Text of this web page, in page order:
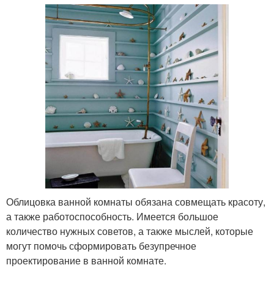
Облицовка ванной комнаты обязана совмещать красоту,
а также работоспособность. Имеется большое
количество нужных советов, а также мыслей, которые
могут помочь сформировать безупречное
проектирование в ванной комнате.